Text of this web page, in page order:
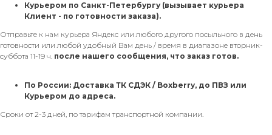
Курьером по Санкт-Петербургу (вызывает курьера
Клиент - по готовности заказа).
Отправьте к нам курьера Яндекс или любого другого посыльного в день
готовности или любой удобный Вам день / время в диапазоне вторник-
суббота 11-19 ч. после нашего сообщения, что заказ готов.
По России: Доставка ТК СДЭК / Boxberry, до ПВЗ или
Курьером до адреса.
Сроки от 2-3 дней, по тарифам транспортной компании.